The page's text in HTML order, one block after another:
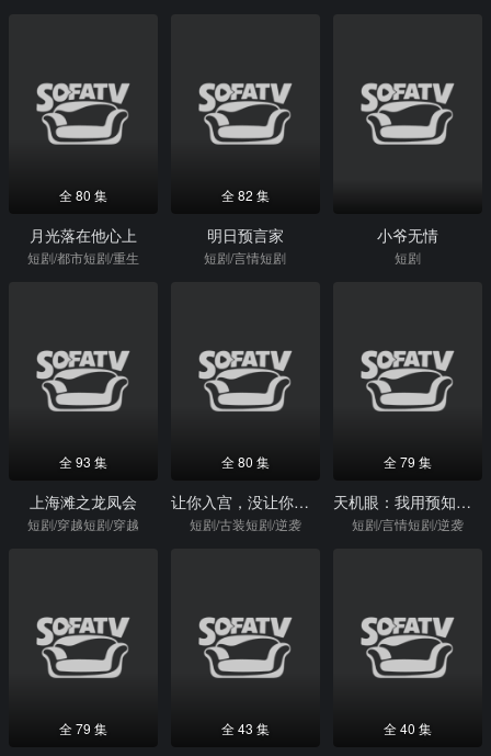
全 80 集
月光落在他心上
短剧/都市短剧/重生
全 82 集
明日预言家
短剧/言情短剧
小爷无情
短剧
全 93 集
上海滩之龙凤会
短剧/穿越短剧/穿越
全 80 集
让你入宫，没让你权倾天下啊
短剧/古装短剧/逆袭
全 79 集
天机眼：我用预知救下校花，逆袭全校
短剧/言情短剧/逆袭
全 79 集 全 43 集 全 40 集